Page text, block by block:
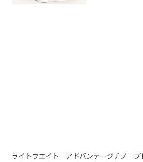
ライトウエイト アドバンテージチノ プ